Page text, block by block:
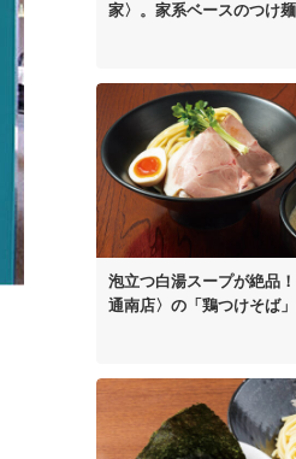
家〉。 家系ベースのつけ
泡立つ白湯スープが絶品！
通南店〉の 「鶏つけそば